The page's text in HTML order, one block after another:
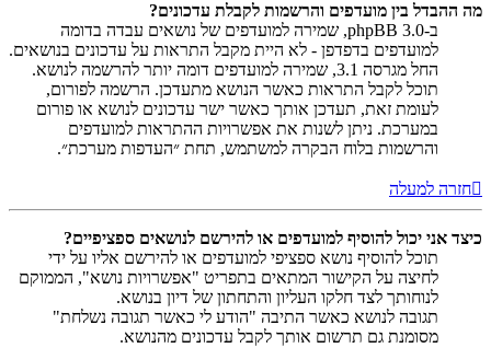
מה ההבדל בין מועדפים והרשמות לקבלת עדכונים?
ב-phpBB 3.0, שמירה למועדפים של נושאים עבדה בדומה
למועדפים בדפדפן - לא היית מקבל התראות על עדכונים בנושאים.
החל מגרסה 3.1, שמירה למועדפים דומה יותר להרשמה לנושא.
תוכל לקבל התראות כאשר הנושא מתעדכן. הרשמה לפורום,
לעומת זאת, תעדכן אותך כאשר ישר עדכונים לנושא או פורום
במערכת. ניתן לשנות את אפשרויות ההתראות למועדפים
והרשמות בלוח הבקרה למשתמש, תחת ״העדפות מערכת״.
חזרה למעלה
כיצד אני יכול להוסיף למועדפים או להירשם לנושאים ספציפיים?
תוכל להוסיף נושא ספציפי למועדפים או להירשם אליו על ידי
לחיצה על הקישור המתאים בתפריט "אפשרויות נושא", הממוקם
לנוחותך לצד חלקו העליון והתחתון של דיון בנושא.
תגובה לנושא כאשר התיבה "הודע לי כאשר תגובה נשלחת"
מסומנת גם תרשום אותך לקבל עדכונים מהנושא.